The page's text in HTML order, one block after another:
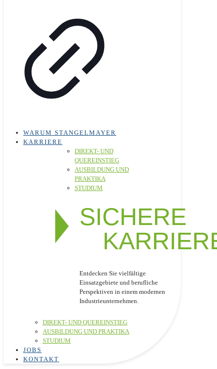
WARUM STANGELMAYER
KARRIERE
DIREKT- UND
QUEREINSTIEG
AUSBILDUNG UND
PRAKTIKA
STUDIUM
SICHERE
Entdecken Sie vielfältige
Einsatzgebiete und berufliche
Perspektiven in einem modernen
Industrieunternehmen.
DIREKT- UND QUEREINSTIEG
AUSBILDUNG UND PRAKTIKA
STUDIUM
JOBS
KONTAKT